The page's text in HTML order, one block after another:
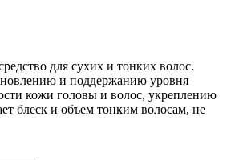
для сухих и тонких волос.
и поддержанию уровня
кожи головы и волос, укреплению
блеск и объем тонким волосам, не